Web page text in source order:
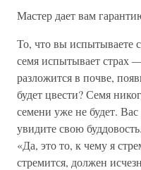
Мастер дает вам
То, что вы испытываете
семя испытывает страх
разложится в почве,
будет цвести? Семя
семени уже не будет.
увидите свою
«Да, это то, к чему я
стремится, должен